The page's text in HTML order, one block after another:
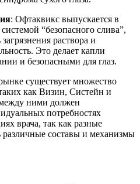
: Офтаквикс выпускается в
“безопасного слива”,
раствора и
Это делает капли
и безопасными для глаз.
существует множество
как Визин, Систейн и
ними должен
потребностях
врача, так как разные
различные составы и механизмы